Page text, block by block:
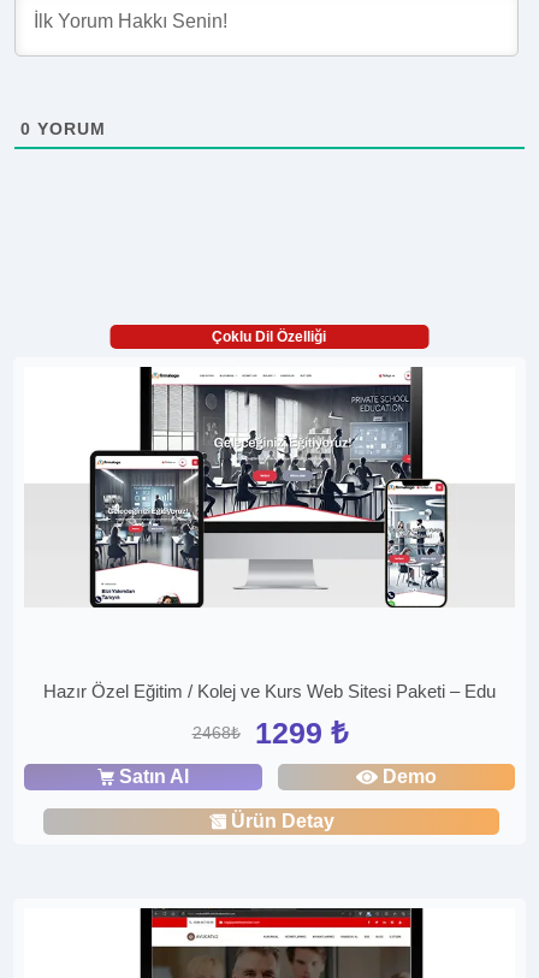
0 YORUM
Çoklu Dil Özelliği
Hazır Özel Eğitim / Kolej ve Kurs Web Sitesi Paketi – Edu
2468₺ 1299 ₺
Satın Al Demo
Ürün Detay